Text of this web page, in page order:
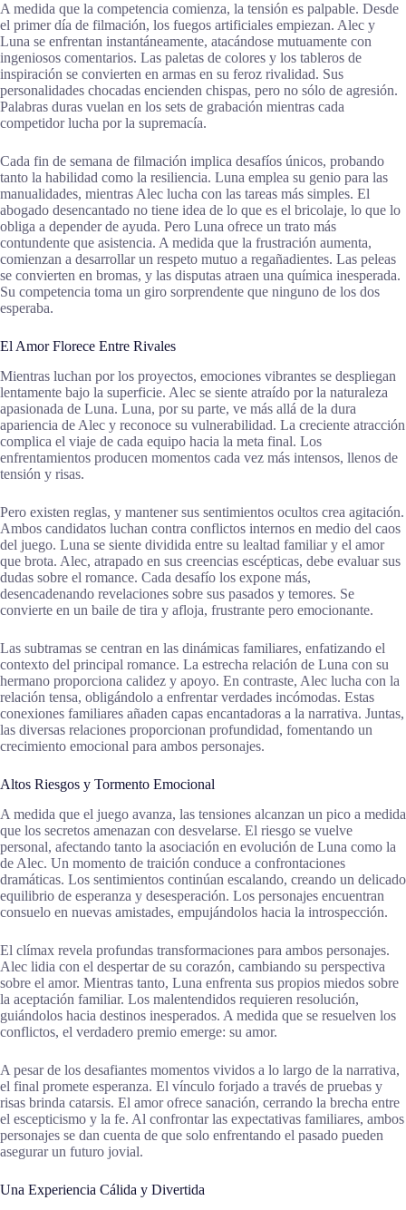
A medida que la competencia comienza, la tensión es palpable. Desde
el primer día de filmación, los fuegos artificiales empiezan. Alec y
Luna se enfrentan instantáneamente, atacándose mutuamente con
ingeniosos comentarios. Las paletas de colores y los tableros de
inspiración se convierten en armas en su feroz rivalidad. Sus
personalidades chocadas encienden chispas, pero no sólo de agresión.
Palabras duras vuelan en los sets de grabación mientras cada
competidor lucha por la supremacía.
Cada fin de semana de filmación implica desafíos únicos, probando
tanto la habilidad como la resiliencia. Luna emplea su genio para las
manualidades, mientras Alec lucha con las tareas más simples. El
abogado desencantado no tiene idea de lo que es el bricolaje, lo que lo
obliga a depender de ayuda. Pero Luna ofrece un trato más
contundente que asistencia. A medida que la frustración aumenta,
comienzan a desarrollar un respeto mutuo a regañadientes. Las peleas
se convierten en bromas, y las disputas atraen una química inesperada.
Su competencia toma un giro sorprendente que ninguno de los dos
esperaba.
El Amor Florece Entre Rivales
Mientras luchan por los proyectos, emociones vibrantes se despliegan
lentamente bajo la superficie. Alec se siente atraído por la naturaleza
apasionada de Luna. Luna, por su parte, ve más allá de la dura
apariencia de Alec y reconoce su vulnerabilidad. La creciente atracción
complica el viaje de cada equipo hacia la meta final. Los
enfrentamientos producen momentos cada vez más intensos, llenos de
tensión y risas.
Pero existen reglas, y mantener sus sentimientos ocultos crea agitación.
Ambos candidatos luchan contra conflictos internos en medio del caos
del juego. Luna se siente dividida entre su lealtad familiar y el amor
que brota. Alec, atrapado en sus creencias escépticas, debe evaluar sus
dudas sobre el romance. Cada desafío los expone más,
desencadenando revelaciones sobre sus pasados y temores. Se
convierte en un baile de tira y afloja, frustrante pero emocionante.
Las subtramas se centran en las dinámicas familiares, enfatizando el
contexto del principal romance. La estrecha relación de Luna con su
hermano proporciona calidez y apoyo. En contraste, Alec lucha con la
relación tensa, obligándolo a enfrentar verdades incómodas. Estas
conexiones familiares añaden capas encantadoras a la narrativa. Juntas,
las diversas relaciones proporcionan profundidad, fomentando un
crecimiento emocional para ambos personajes.
Altos Riesgos y Tormento Emocional
A medida que el juego avanza, las tensiones alcanzan un pico a medida
que los secretos amenazan con desvelarse. El riesgo se vuelve
personal, afectando tanto la asociación en evolución de Luna como la
de Alec. Un momento de traición conduce a confrontaciones
dramáticas. Los sentimientos continúan escalando, creando un delicado
equilibrio de esperanza y desesperación. Los personajes encuentran
consuelo en nuevas amistades, empujándolos hacia la introspección.
El clímax revela profundas transformaciones para ambos personajes.
Alec lidia con el despertar de su corazón, cambiando su perspectiva
sobre el amor. Mientras tanto, Luna enfrenta sus propios miedos sobre
la aceptación familiar. Los malentendidos requieren resolución,
guiándolos hacia destinos inesperados. A medida que se resuelven los
conflictos, el verdadero premio emerge: su amor.
A pesar de los desafiantes momentos vividos a lo largo de la narrativa,
el final promete esperanza. El vínculo forjado a través de pruebas y
risas brinda catarsis. El amor ofrece sanación, cerrando la brecha entre
el escepticismo y la fe. Al confrontar las expectativas familiares, ambos
personajes se dan cuenta de que solo enfrentando el pasado pueden
asegurar un futuro jovial.
Una Experiencia Cálida y Divertida